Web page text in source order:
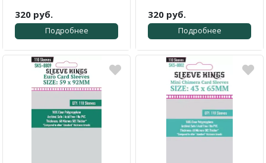
320 руб.
Подробнее
320 руб.
Подробнее